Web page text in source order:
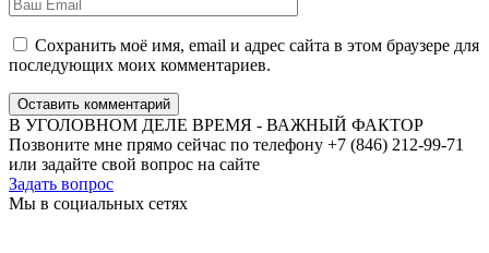
Сохранить моё имя, email и адрес сайта в этом браузере для
последующих моих комментариев.
Оставить комментарий
В УГОЛОВНОМ ДЕЛЕ ВРЕМЯ - ВАЖНЫЙ ФАКТОР
Позвоните мне прямо сейчас по телефону +7 (846) 212-99-71
или задайте свой вопрос на сайте
Задать вопрос
Мы в социальных сетях